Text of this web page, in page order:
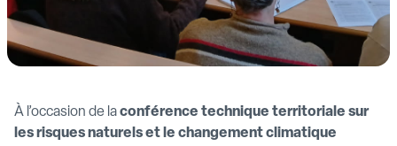
À l’occasion de laconférence technique territoriale sur
les risques naturels et le changement climatique